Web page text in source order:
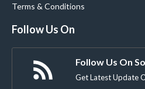
Terms & Conditions
Follow Us On
Follow Us On
Get Latest Update